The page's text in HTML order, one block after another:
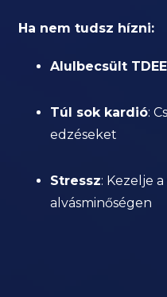
Ha nem tudsz hízni:
Alulbecsült TDEE
Túl sok kardió:
edzéseket
Stressz: Kezelje
alvásminőségen